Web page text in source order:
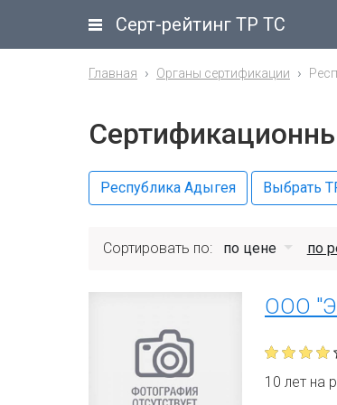
Серт-рейтинг ТР ТС
Главная Органы сертификации
Республика Адыгея Выбрать
Сортировать по: по цене по
ООО
10 лет на